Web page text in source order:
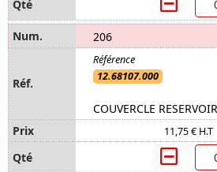
206
12.68107.000
COUVERCLE
11,75 € H.T